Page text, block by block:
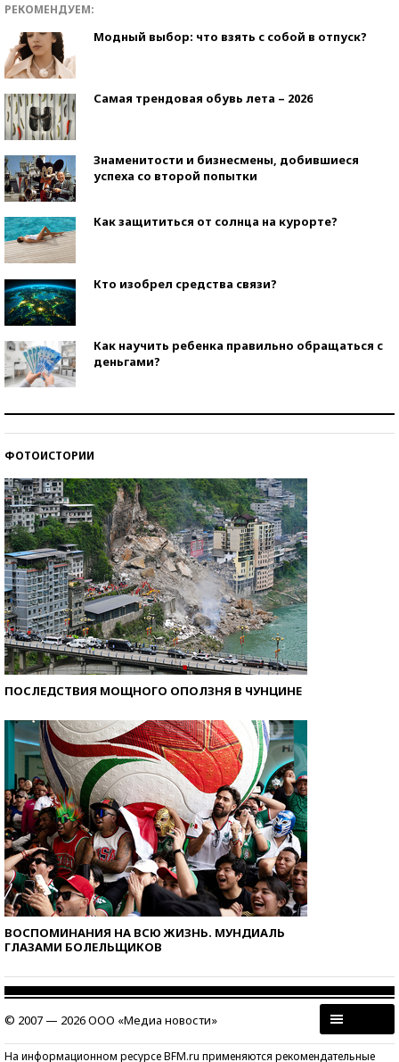
РЕКОМЕНДУЕМ:
Модный выбор: что взять с собой в отпуск?
Самая трендовая обувь лета – 2026
Знаменитости и бизнесмены, добившиеся
успеха со второй попытки
Как защититься от солнца на курорте?
Кто изобрел средства связи?
Как научить ребенка правильно обращаться с
деньгами?
ФОТОИСТОРИИ
ПОСЛЕДСТВИЯ МОЩНОГО ОПОЛЗНЯ В ЧУНЦИНЕ
ВОСПОМИНАНИЯ НА ВСЮ ЖИЗНЬ. МУНДИАЛЬ
ГЛАЗАМИ БОЛЕЛЬЩИКОВ
© 2007 — 2026 ООО «Медиа новости»
На информационном ресурсе BFM.ru применяются рекомендательные